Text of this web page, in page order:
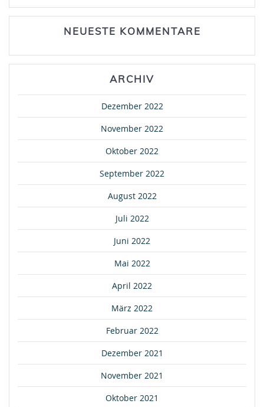
NEUESTE KOMMENTARE
ARCHIV
Dezember 2022
November 2022
Oktober 2022
September 2022
August 2022
Juli 2022
Juni 2022
Mai 2022
April 2022
März 2022
Februar 2022
Dezember 2021
November 2021
Oktober 2021